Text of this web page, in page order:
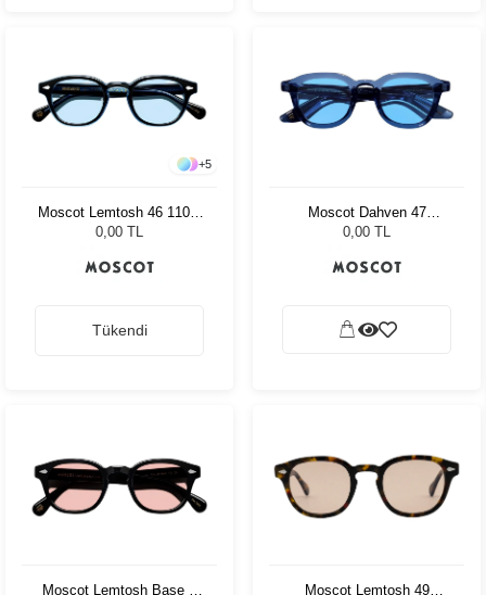
+5
Moscot Lemtosh 46 110 Ii
Blue Bel Air Blue
0,00 TL
Tükendi
Moscot Dahven 47
Sapphire Celebrity Blue
0,00 TL
Moscot Lemtosh Base 2 Moscot Lemtosh 49